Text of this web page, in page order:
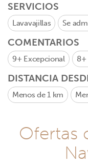
SERVICIOS
Lavavajillas Se
COMENTARIOS
9+ Excepcional 8+
DISTANCIA
Menos de 1 km
Ofertas